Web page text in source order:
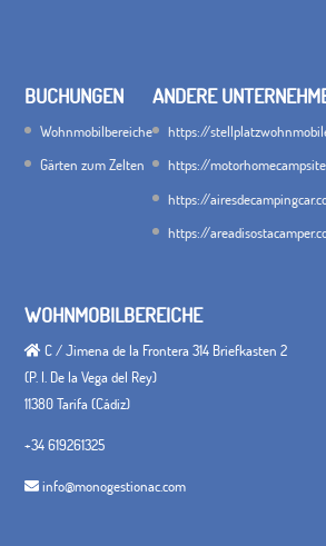
BUCHUNGEN
Wohnmobilbereiche
Gärten zum Zelten
ANDERE
https://
https://
https://
https://
WOHNMOBILBEREICHE
C / Jimena de la Frontera 314 Briefkasten 2
(P. I. De la Vega del Rey)
11380 Tarifa (Cádiz)
+34 619261325
info@monogestionac.com